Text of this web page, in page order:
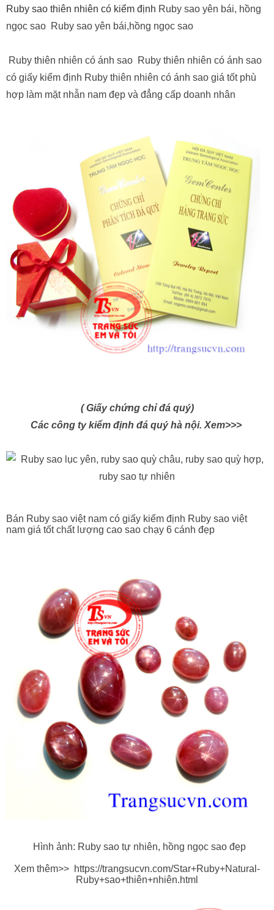
Ruby sao thiên nhiên có kiểm định Ruby sao yên bái, hồng
ngọc sao Ruby sao yên bái,hồng ngọc sao
Ruby thiên nhiên có ánh sao Ruby thiên nhiên có ánh sao
có giấy kiểm định Ruby thiên nhiên có ánh sao giá tốt phù
hợp làm mặt nhẫn nam đẹp và đẳng cấp doanh nhân
( Giấy chứng chỉ đá quý)
Các công ty kiểm định đá quý hà nội. Xem>>>
Bán Ruby sao việt nam có giấy kiểm định Ruby sao việt
nam giá tốt chất lượng cao sao chạy 6 cánh đẹp
Hình ảnh: Ruby sao tự nhiên, hồng ngọc sao đẹp
Xem thêm>> https://trangsucvn.com/Star+Ruby+Natural-
Ruby+sao+thiên+nhiên.html